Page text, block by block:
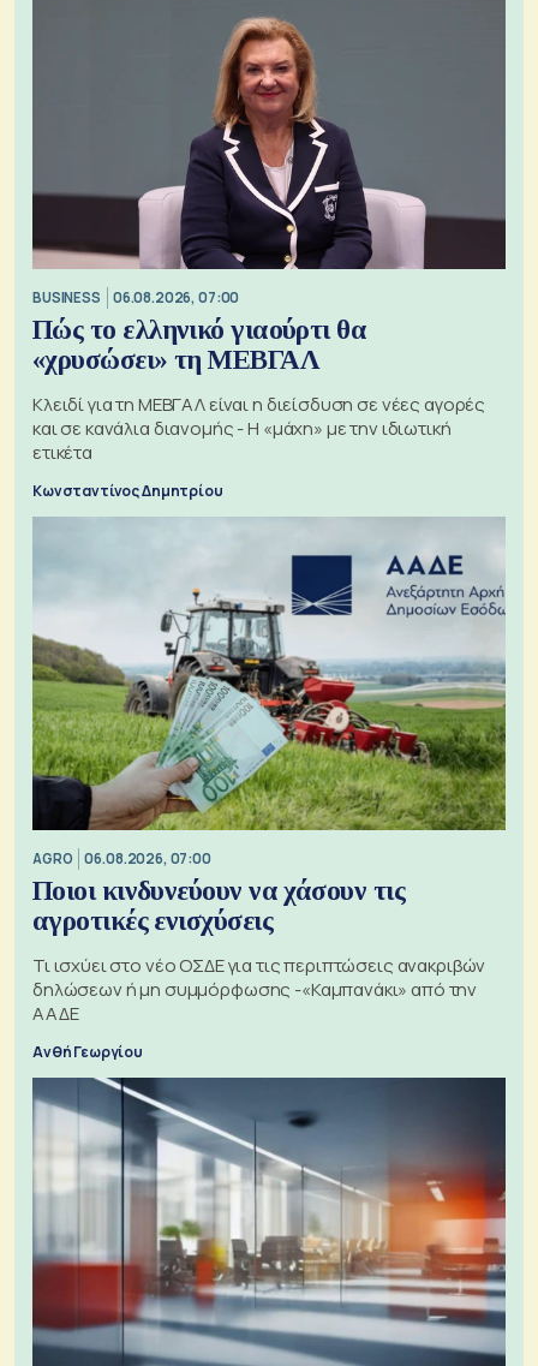
BUSINESS 06.08.2026, 07:00
Πώς το ελληνικό γιαούρτι θα
«χρυσώσει» τη ΜΕΒΓΑΛ
Κλειδί για τη ΜΕΒΓΑΛ είναι η διείσδυση σε νέες αγορές
και σε κανάλια διανομής - Η «μάχη» με την ιδιωτική
ετικέτα
Κωνσταντίνος Δημητρίου
AGRO 06.08.2026, 07:00
Ποιοι κινδυνεύουν να χάσουν τις
αγροτικές ενισχύσεις
Τι ισχύει στο νέο ΟΣΔΕ για τις περιπτώσεις ανακριβών
δηλώσεων ή μη συμμόρφωσης -«Καμπανάκι» από την
ΑΑΔΕ
Ανθή Γεωργίου